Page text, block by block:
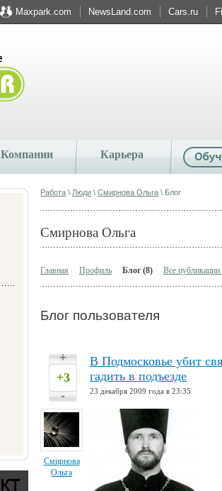
Maxpark.com NewsLand.com Cars.ru
Компании Карьера
Работа \ Люди \ Смирнова Ольга \ Блог
Смирнова Ольга
Главная Профиль Блог (8) Все
Блог пользователя
+
+3
-
В Подмосковье убит
гадить в подъезде
23 декабря 2009 года в 23:35
Смирнова
Ольга